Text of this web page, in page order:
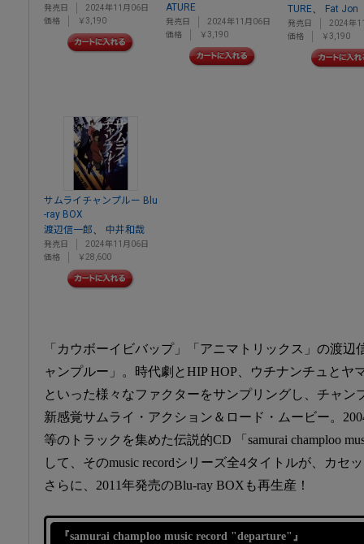
発売日
2024年11月06日
価格
￥3,190
ATURE
発売日
2024年11月06日
価格
￥3,190
TURE
Fat Jon
発売日
2024年
価格
￥3,190
サムライチャンプルー Blu
-ray BOX
渡辺信一郎、 中井和哉
発売日
2024年11月06日
価格
￥28,600
「カウボーイビバップ」「アニマトリックス」の渡
ャンプルー」。時代劇とHIP HOP、ウチナンチュとヤ
といった様々なファクターをサンプリングし、チャン
新感覚サムライ・アクション＆ロード・ムービー。
等のトラックを集めた伝説的CD 「samurai champloo
して、そのmusic recordシリーズ全4タイトルが、カセ
さらに、2011年発売のBlu-ray BOXも再生産！
『samurai champloo music record "departure"』